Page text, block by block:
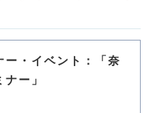
ー・イベント：「奈
ー」